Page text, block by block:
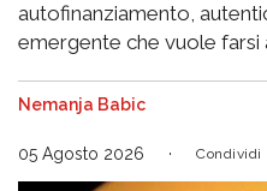
autofinanziamento,
emergente che vuole farsi
Nemanja Babic
05 Agosto 2026 Condividi